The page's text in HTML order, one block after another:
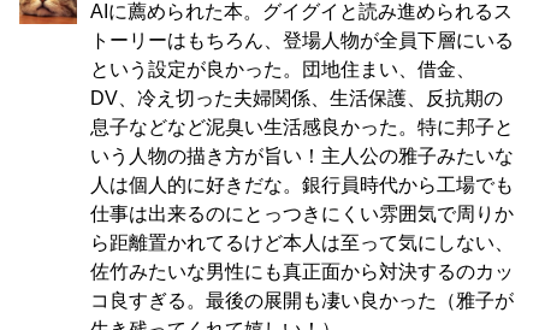
AIに薦められた本。グイグイと読み進められるス
トーリーはもちろん、登場人物が全員下層にいる
という設定が良かった。団地住まい、借金、
DV、冷え切った夫婦関係、生活保護、反抗期の
息子などなど泥臭い生活感良かった。特に邦子と
いう人物の描き方が旨い！主人公の雅子みたいな
人は個人的に好きだな。銀行員時代から工場でも
仕事は出来るのにとっつきにくい雰囲気で周りか
ら距離置かれてるけど本人は至って気にしない、
佐竹みたいな男性にも真正面から対決するのカッ
コ良すぎる。最後の展開も凄い良かった（雅子が